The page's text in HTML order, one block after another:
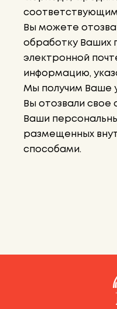
Вы можете
обработку Ваших
электронной
информацию,
Мы получим Ваше
Вы отозвали свое
Ваши
размещенных
способами.